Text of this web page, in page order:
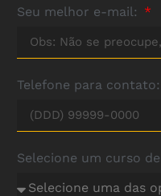
Seu melhor e-mail:
Telefone para contato:
Selecione um curso